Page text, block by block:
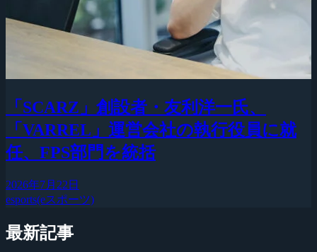
「SCARZ」創設者・友利洋一氏、
「VARREL」運営会社の執行役員に就
任、FPS部門を統括
2026年7月22日
esports(eスポーツ)
最新記事